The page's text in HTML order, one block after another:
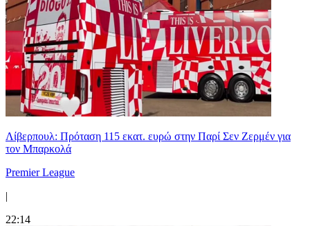
Λίβερπουλ: Πρόταση 115 εκατ. ευρώ στην Παρί Σεν Ζερμέν για
τον Μπαρκολά
Premier League
|
22:14